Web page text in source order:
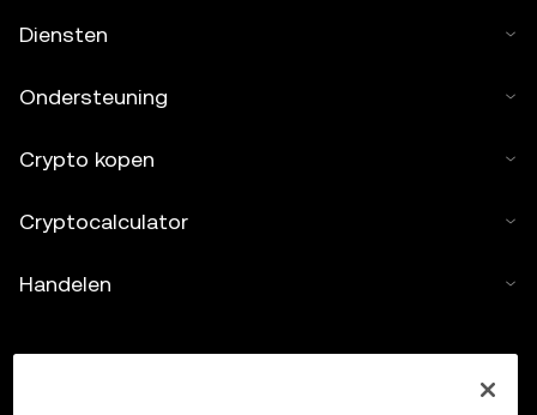
Diensten
Ondersteuning
Crypto kopen
Cryptocalculator
Handelen